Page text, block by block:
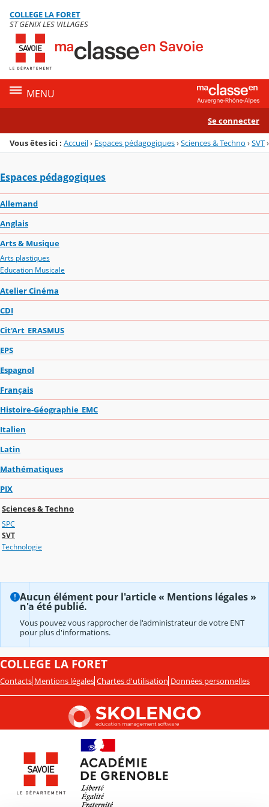
Menu de la rubrique
Contenu
COLLEGE LA FORET
ST GENIX LES VILLAGES
MENU
Se connecter
Vous êtes ici : Accueil› Espaces pédagogiques›Sciences & Techno ›SVT›
Espaces pédagogiques
Allemand
Anglais
Arts & Musique
Arts plastiques
Education Musicale
Atelier Cinéma
CDI
Cit'Art_ERASMUS
EPS
Espagnol
Français
Histoire-Géographie_EMC
Italien
Latin
Mathématiques
PIX
Sciences & Techno
SPC
SVT
Technologie
Aucun élément pour l'article « Mentions légales »
n'a été publié.
Vous pouvez vous rapprocher de l'administrateur de votre ENT
pour plus d'informations.
COLLEGE LA FORET
Contacts Mentions légales Chartes d'utilisation Données personnelles